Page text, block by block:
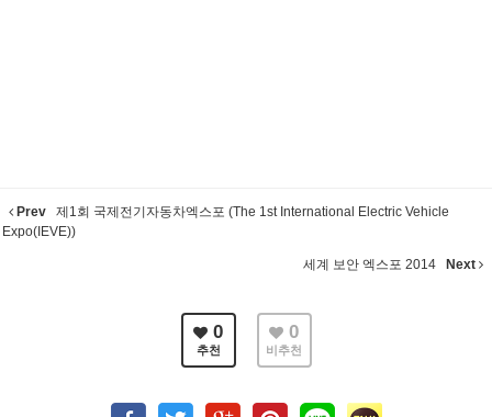
Prev
제1회 국제전기자동차엑스포 (The 1st International Electric Vehicle
Expo(IEVE))
세계 보안 엑스포 2014 Next
0
추천
0
비추천